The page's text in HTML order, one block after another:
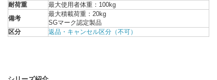
耐荷重
最大使用者体重：100kg
備考
最大積載荷重：20kg
SGマーク認定製品
区分
返品・キャンセル区分（不可）